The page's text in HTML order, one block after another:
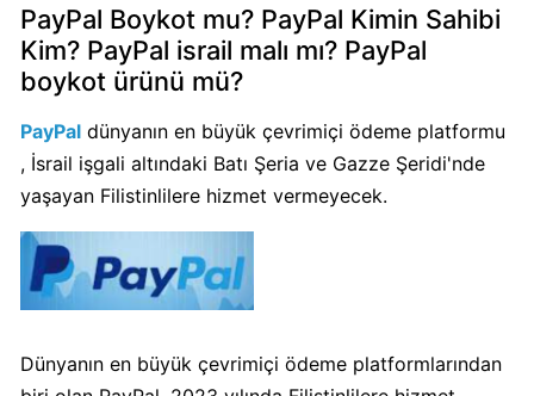
Hut
Boykot
mu?
Pizza
Hut
Kimin
Kim?
Algida
Boykot
Algida
PayPal Boykot mu? PayPal Kimin Sahibi
Kim? PayPal israil malı mı? PayPal
boykot ürünü mü?
PayPal dünyanın en büyük çevrimiçi ödeme platformu
, İsrail işgali altındaki Batı Şeria ve Gazze Şeridi'nde
yaşayan Filistinlilere hizmet vermeyecek.
Dünyanın en büyük çevrimiçi ödeme platformlarından